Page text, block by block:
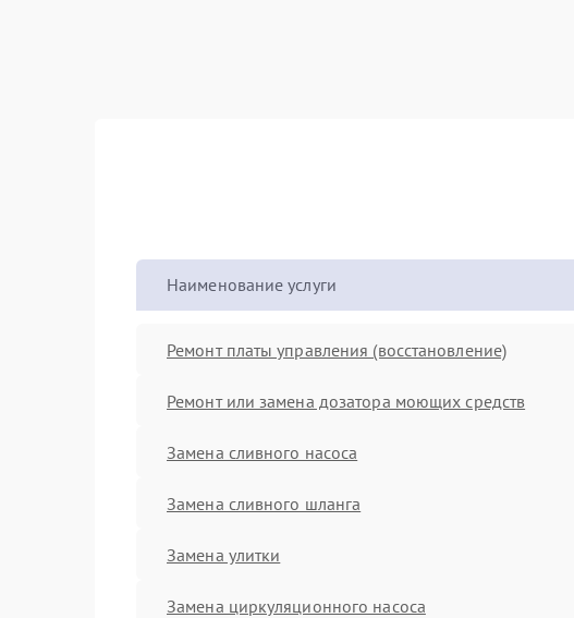
Наименование услуги
Ремонт платы управления (восстановление)
Ремонт или замена дозатора моющих средств
Замена сливного насоса
Замена сливного шланга
Замена улитки
Замена циркуляционного насоса